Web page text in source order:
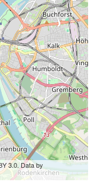
3.0. Data by